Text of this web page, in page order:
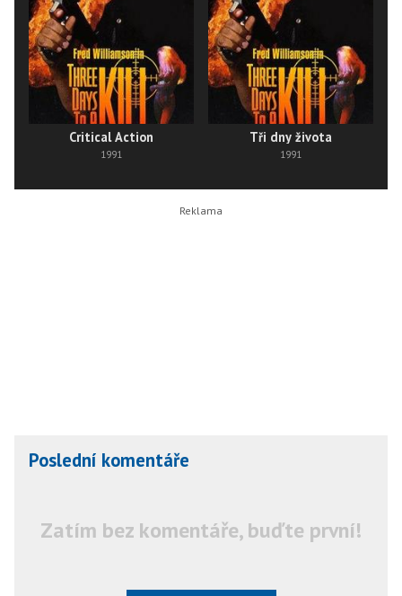
Critical Action
1991
Tři dny života
1991
Poslední komentáře
Zatím bez komentáře, buďte první!